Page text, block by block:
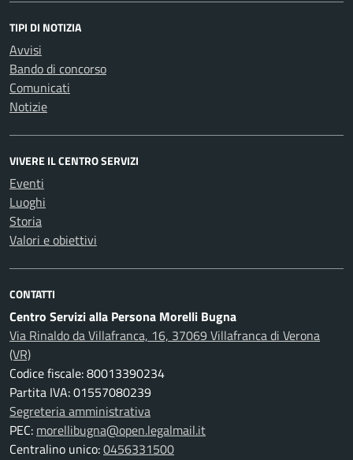
TIPI DI NOTIZIA
Avvisi
Bando di concorso
Comunicati
Notizie
VIVERE IL CENTRO SERVIZI
Eventi
Luoghi
Storia
Valori e obiettivi
CONTATTI
Centro Servizi alla Persona Morelli Bugna
Via Rinaldo da Villafranca, 16, 37069 Villafranca di Verona
(VR)
Codice fiscale: 80013390234
Partita IVA: 01557080239
Segreteria amministrativa
PEC: morellibugna@open.legalmail.it
Centralino unico:0456331500